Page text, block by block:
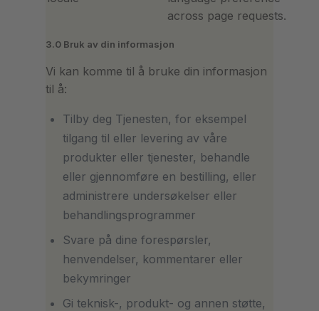
across page requests.
3.0 Bruk av din informasjon
Vi kan komme til å bruke din informasjon
til å:
Tilby deg Tjenesten, for eksempel
tilgang til eller levering av våre
produkter eller tjenester, behandle
eller gjennomføre en bestilling, eller
administrere undersøkelser eller
behandlingsprogrammer
Svare på dine forespørsler,
henvendelser, kommentarer eller
bekymringer
Gi teknisk-, produkt- og annen støtte,